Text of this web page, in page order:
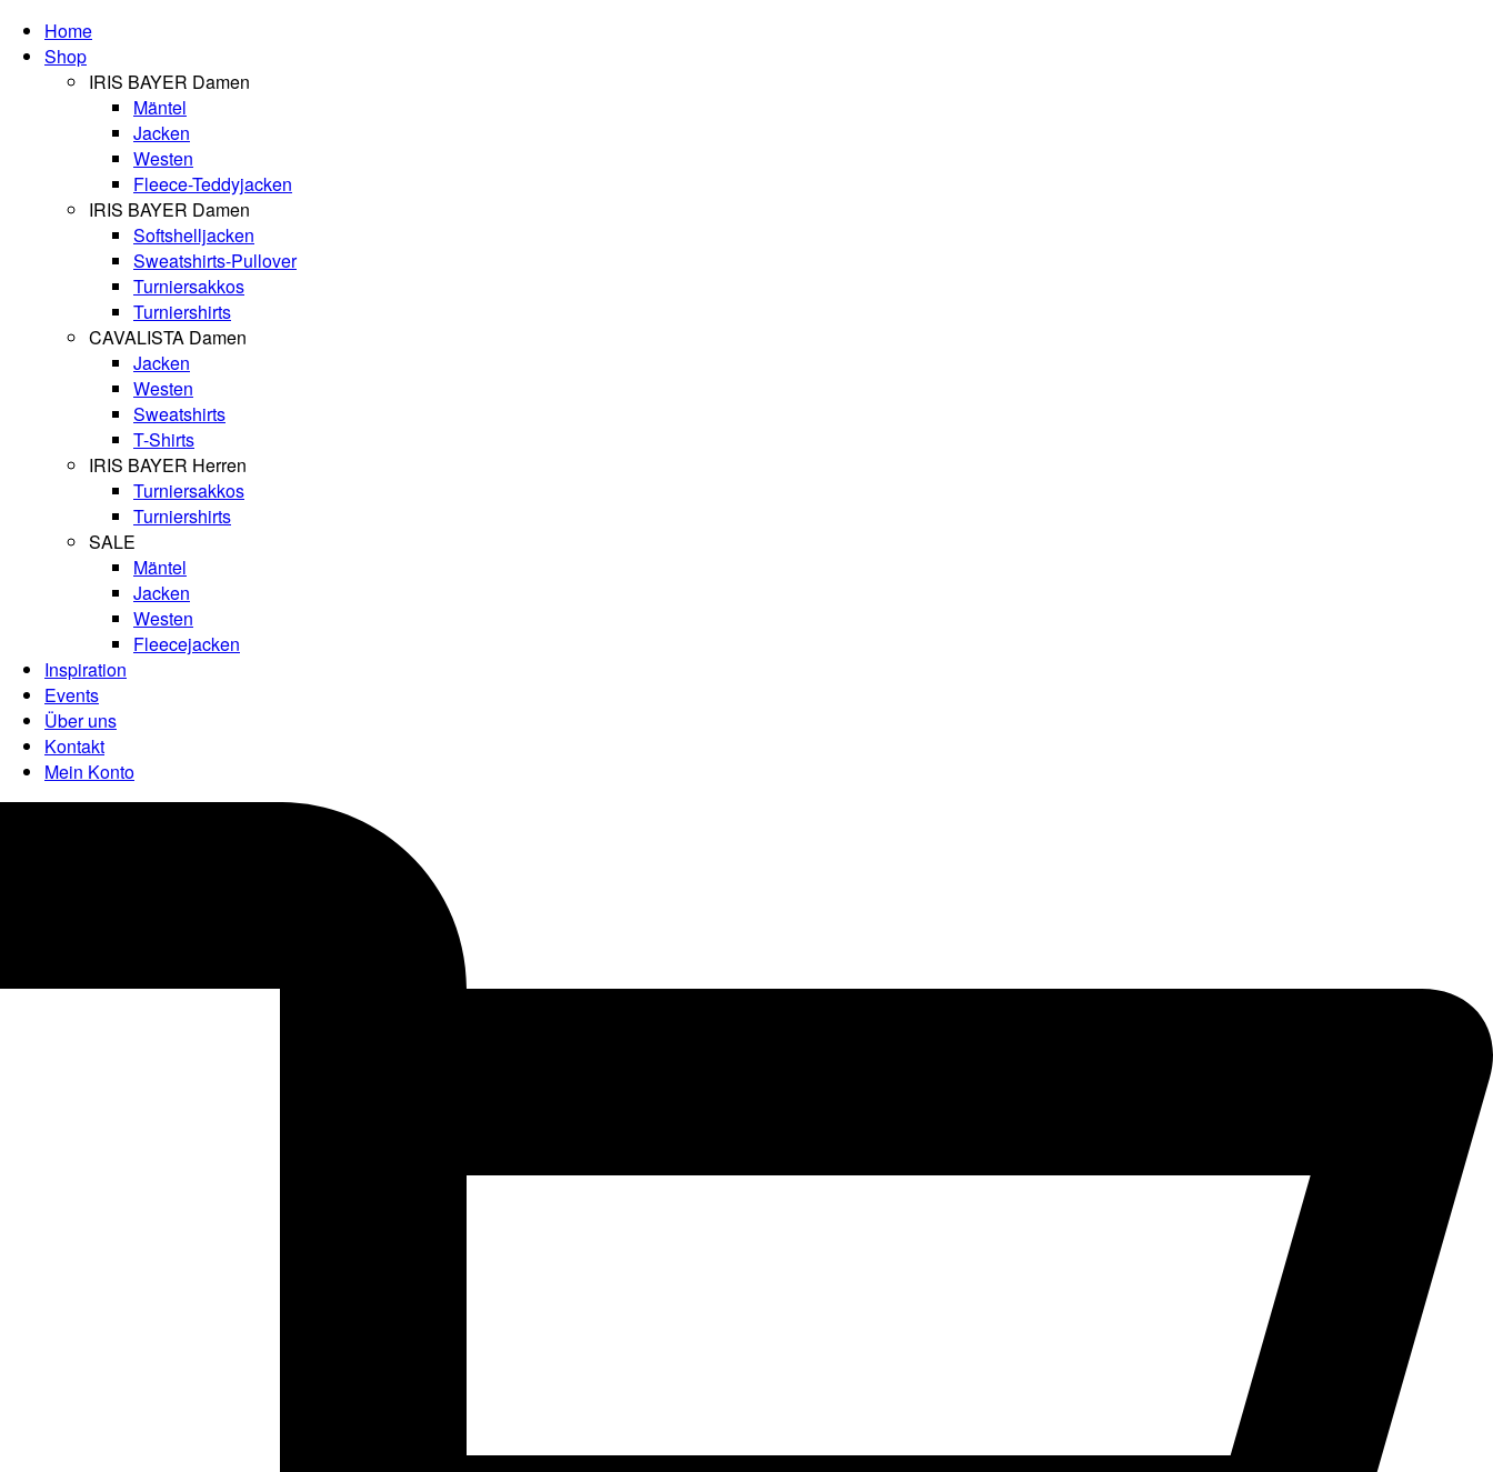
Home
Shop
IRIS BAYER Damen
Mäntel
Jacken
Westen
Fleece-Teddyjacken
IRIS BAYER Damen
Softshelljacken
Sweatshirts-Pullover
Turniersakkos
Turniershirts
CAVALISTA Damen
Jacken
Westen
Sweatshirts
T-Shirts
IRIS BAYER Herren
Turniersakkos
Turniershirts
SALE
Mäntel
Jacken
Westen
Fleecejacken
Inspiration
Events
Über uns
Kontakt
Mein Konto